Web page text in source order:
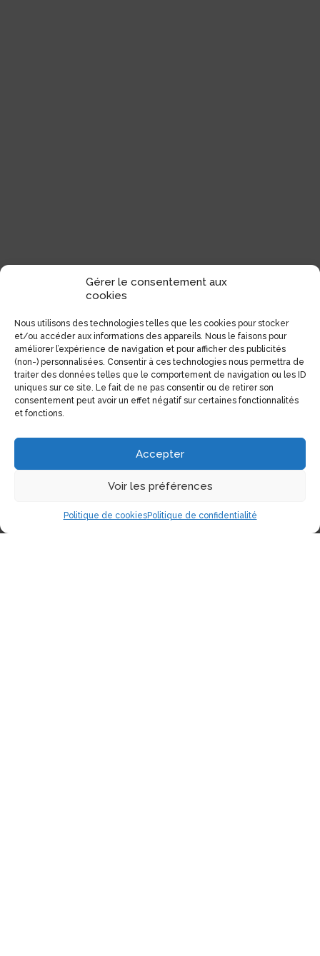
Gérer le consentement aux
cookies
Nous utilisons des technologies telles que les cookies pour stocker
et/ou accéder aux informations des appareils. Nous le faisons pour
améliorer l’expérience de navigation et pour afficher des publicités
(non-) personnalisées. Consentir à ces technologies nous permettra de
traiter des données telles que le comportement de navigation ou les ID
uniques sur ce site. Le fait de ne pas consentir ou de retirer son
consentement peut avoir un effet négatif sur certaines fonctionnalités
et fonctions.
Accepter
Voir les préférences
Politique de cookiesPolitique de confidentialité